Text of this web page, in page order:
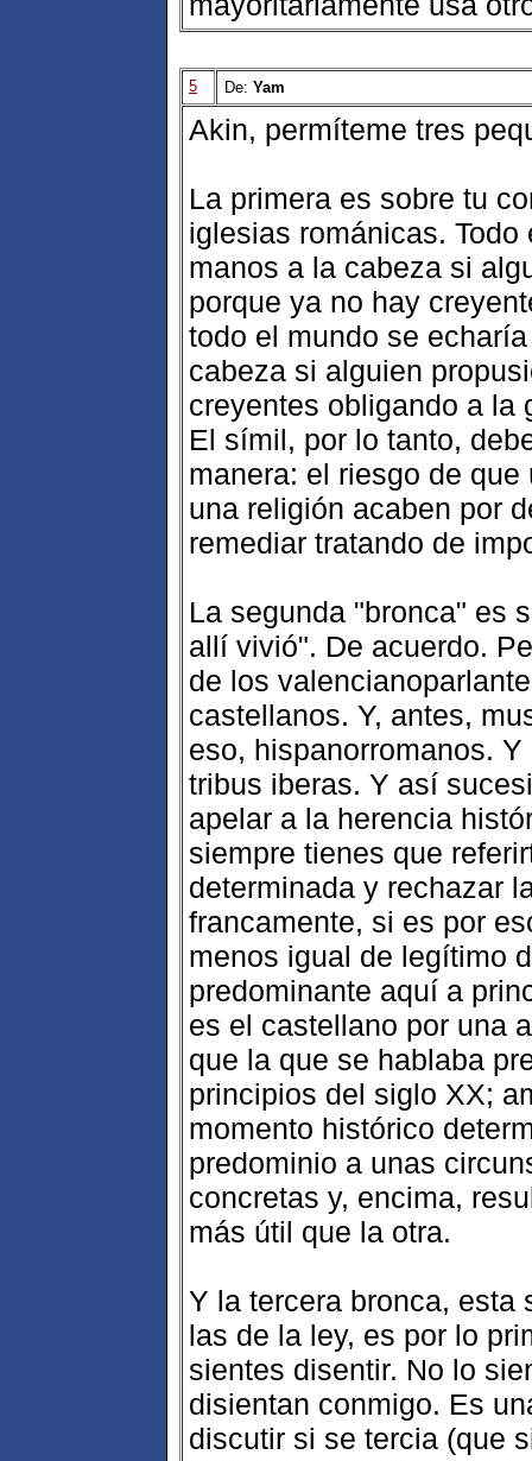
5 De: Yam
Akin, permíteme tres
La primera es sobre tu
iglesias románicas.
manos a la cabeza si
porque ya no hay
todo el mundo se
cabeza si alguien
creyentes obligando a la
El símil, por lo tanto,
manera: el riesgo de
una religión acaben por
remediar tratando de
La segunda "bronca" es
allí vivió". De acuerdo.
de los
castellanos. Y, antes,
eso, hispanorromanos.
tribus iberas. Y así
apelar a la herencia
siempre tienes que
determinada y rechazar
francamente, si es por
menos igual de legítimo
predominante aquí a
es el castellano por una
que la que se hablaba
principios del siglo XX;
momento histórico
predominio a unas
concretas y, encima,
más útil que la otra.
Y la tercera bronca, esta
las de la ley, es por lo
sientes disentir. No lo
disientan conmigo. Es
discutir si se tercia (que